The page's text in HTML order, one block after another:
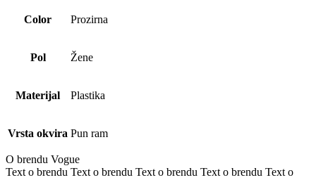
Color Prozirna
Pol Žene
Materijal Plastika
Vrsta okvira Pun ram
O brendu Vogue
Text o brendu Text o brendu Text o brendu Text o brendu Text o